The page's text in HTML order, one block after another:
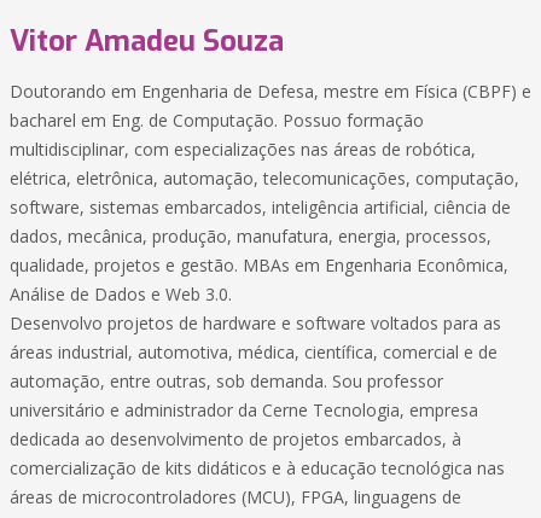
Vitor Amadeu Souza
Doutorando em Engenharia de Defesa, mestre em Física (CBPF) e
bacharel em Eng. de Computação. Possuo formação
multidisciplinar, com especializações nas áreas de robótica,
elétrica, eletrônica, automação, telecomunicações, computação,
software, sistemas embarcados, inteligência artificial, ciência de
dados, mecânica, produção, manufatura, energia, processos,
qualidade, projetos e gestão. MBAs em Engenharia Econômica,
Análise de Dados e Web 3.0.
Desenvolvo projetos de hardware e software voltados para as
áreas industrial, automotiva, médica, científica, comercial e de
automação, entre outras, sob demanda. Sou professor
universitário e administrador da Cerne Tecnologia, empresa
dedicada ao desenvolvimento de projetos embarcados, à
comercialização de kits didáticos e à educação tecnológica nas
áreas de microcontroladores (MCU), FPGA, linguagens de